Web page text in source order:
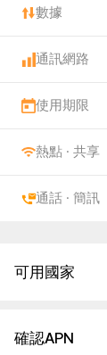
數據
通訊網路
使用期限
熱點 · 共享
通話 · 簡訊
可用國家
確認APN